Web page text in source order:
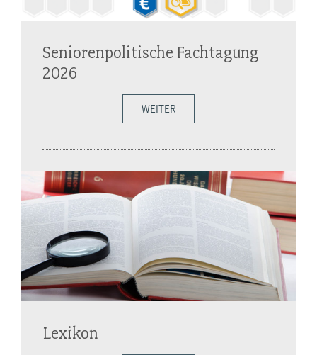
Seniorenpolitische Fachtagung
2026
WEITER
Lexikon